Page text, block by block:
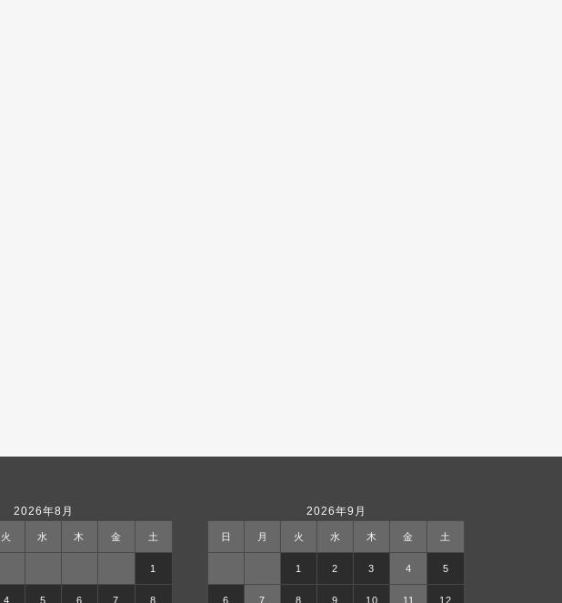
2026年8月
火 水 木 金 土
1
4 5 6 7 8
2026年9月
日 月 火 水 木 金 土
1 2 3 4 5
6 7 8 9 10 11 12